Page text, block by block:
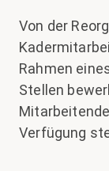
Von der
Rahmen
Stellen
Verfügung